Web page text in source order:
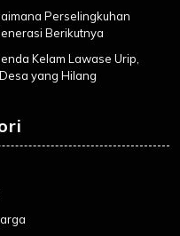
Perselingkuhan
Berikutnya
Kelam Lawase Urip,
yang Hilang